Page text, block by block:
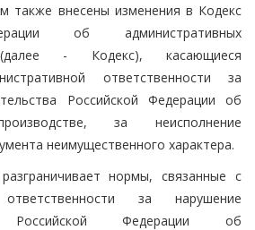
также внесены изменения в Кодекс
об административных
(далее - Кодекс), касающиеся
ответственности за
Российской Федерации об
за неисполнение
неимущественного характера.
нормы, связанные с
за нарушение
Российской Федерации об